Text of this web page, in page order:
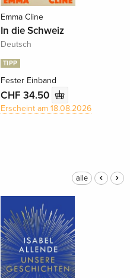
Emma Cline
In die Schweiz
Deutsch
TIPP
Fester Einband
CHF 34.50
Erscheint am 18.08.2026
alle